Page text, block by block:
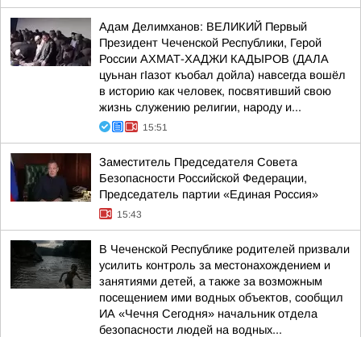
Адам Делимханов: ВЕЛИКИЙ Первый
Президент Чеченской Республики, Герой
России АХМАТ-ХАДЖИ КАДЫРОВ (ДАЛА
цуьнан гIазот къобал дойла) навсегда вошёл
в историю как человек, посвятивший свою
жизнь служению религии, народу и...
15:51
Заместитель Председателя Совета
Безопасности Российской Федерации,
Председатель партии «Единая Россия»
15:43
В Чеченской Республике родителей призвали
усилить контроль за местонахождением и
занятиями детей, а также за возможным
посещением ими водных объектов, сообщил
ИА «Чечня Сегодня» начальник отдела
безопасности людей на водных...